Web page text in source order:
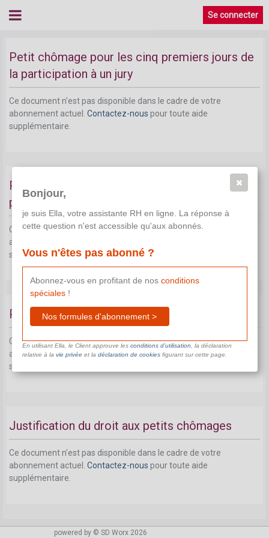
Se connecter
Petit chômage pour participer à un jury
Petit chômage pour les cinq premiers jours de
la participation à un jury
Ce document n'est pas disponible dans le cadre de votre
abonnement actuel. Contactez-nous pour toute aide
supplémentaire.
Petit chômage à partir du sixième jour de
participation à un jury
Ce document n'est pas disponible dans le cadre de votre
abonnement actuel.
supplémentaire.
Petits chômages pour les cohabitants
Ce document n'est pas disponible dans le cadre de votre
abonnement actuel.Contactez-nouspour toute aide
supplémentaire.
Justification du droit aux petits chômages
Ce document n'est pas disponible dans le cadre de votre
abonnement actuel. Contactez-nous pour toute aide
supplémentaire.
powered by © SD Worx 2026
Bonjour,
je suis Ella, votre assistante RH en ligne. La réponse à
cette question n'est accessible qu'aux abonnés.
Vous n'êtes pas abonné ?
Abonnez-vous en profitant de nos conditions
spéciales!
Nos formules d'abonnement >
En utilisant Ella, le Client approuve les conditions d’utilisation , la déclaration
relative à la vie privéeet la déclaration de cookiesfigurant sur cette page.